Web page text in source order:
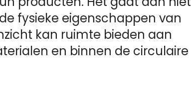
fysieke eigenschappen van
kan ruimte bieden aan
en binnen de circulaire